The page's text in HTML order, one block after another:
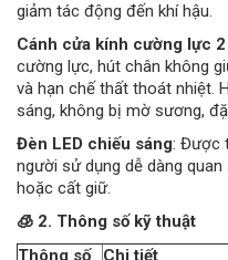
giảm tác động đến khí hậu.
Cánh cửa kính cường lực
cường lực, hút chân không
và hạn chế thất thoát nhiệt.
sáng, không bị mờ sương,
Đèn LED chiếu sáng: Được
người sử dụng dễ dàng
hoặc cất giữ.
🧊 2. Thông số kỹ thuật
Thông số
Chi tiết